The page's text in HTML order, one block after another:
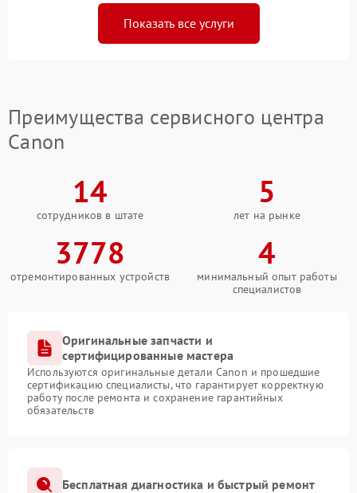
Показать все услуги
Преимущества сервисного центра
Canon
14
сотрудников в штате
5
лет на рынке
3778
отремонтированных устройств
4
минимальный опыт работы
специалистов
Оригинальные запчасти и
сертифицированные мастера
Используются оригинальные детали Canon и прошедшие
сертификацию специалисты, что гарантирует корректную
работу после ремонта и сохранение гарантийных
обязательств
Бесплатная диагностика и быстрый ремонт